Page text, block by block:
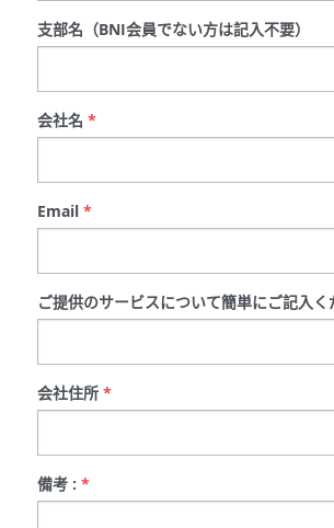
支部名（BNI会員でない方は記入不要）
会社名 *
Email*
ご提供のサービスについて簡単にご記入く
会社住所*
備考 : *